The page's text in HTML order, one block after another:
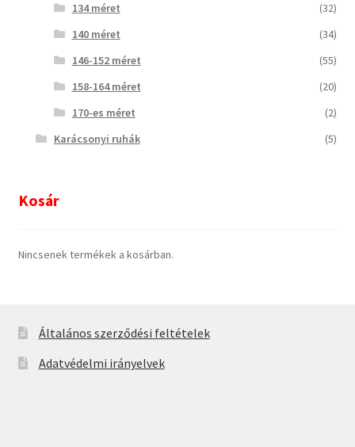
134 méret
(32)
140 méret
(34)
146-152 méret
(55)
158-164 méret
(20)
170-es méret
(2)
Karácsonyi ruhák
(5)
Kosár
Nincsenek termékek a kosárban.
Általános szerződési feltételek
Adatvédelmi irányelvek